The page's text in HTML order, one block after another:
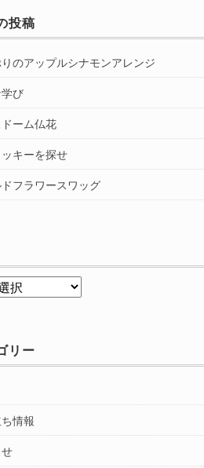
投稿
のアップルシナモンアレンジ
び
ーム仏花
キーを探せ
フラワースワッグ
リー
情報